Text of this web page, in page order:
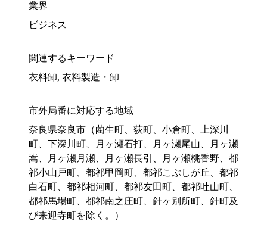
業界
ビジネス
関連するキーワード
衣料卸, 衣料製造・卸
市外局番に対応する地域
奈良県奈良市（藺生町、荻町、小倉町、上深川
町、下深川町、月ヶ瀬石打、月ヶ瀬尾山、月ヶ瀬
嵩、月ヶ瀬月瀬、月ヶ瀬長引、月ヶ瀬桃香野、都
祁小山戸町、都祁甲岡町、都祁こぶしが丘、都祁
白石町、都祁相河町、都祁友田町、都祁吐山町、
都祁馬場町、都祁南之庄町、針ヶ別所町、針町及
び来迎寺町を除く。）